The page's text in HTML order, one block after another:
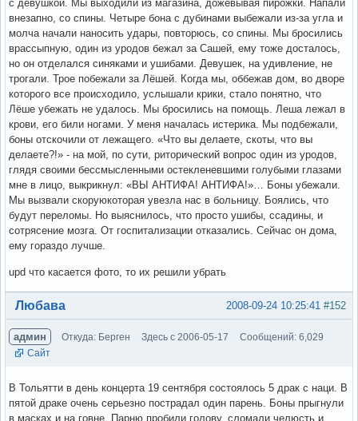
с девушкой. Мы выходили из магазина, дожевывая пирожки. Напали
внезапно, со спины. Четыре бона с дубинами выбежали из-за угла и
молча начали наносить удары, повторюсь, со спины. Мы бросились
врассыпную, один из уродов бежал за Сашей, ему тоже досталось,
но он отделался синяками и ушибами. Девушек, на удивление, не
трогали. Трое побежали за Лёшей. Когда мы, оббежав дом, во дворе
которого все происходило, услышали крики, стало понятно, что
Лёше убежать не удалось. Мы бросились на помощь. Леша лежал в
крови, его били ногами. У меня началась истерика. Мы подбежали,
боны отскочили от лежащего. «Что вы делаете, скоты, что вы
делаете?!» - на мой, по сути, риторический вопрос один из уродов,
глядя своими бессмысленными остекленевшими голубыми глазами
мне в лицо, выкрикнул: «ВЫ АНТИФА! АНТИФА!»… Боны убежали.
Мы вызвали скоруюкоторая увезла нас в больницу. Боялись, что
будут переломы. Но выяснилось, что просто ушибы, ссадины, и
сотрясение мозга. От госпитализации отказались. Сейчас он дома,
ему гораздо лучше.
upd что касается фото, то их решили убрать
Вне форума #152
2008-09-24 10:25:41
Любава
админ Откуда: Берген Здесь с 2006-05-17
Сообщений: 6,029
Сайт
В Тольятти в день концерта 19 сентября состоялось 5 драк с наци. В
пятой драке очень серьезно пострадал один парень. Боны прыгнули
в масках и на говне. Парню пробили голову, сломали челюсть и